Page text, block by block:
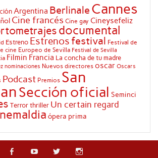
Argentina Berlinale Cannes
Cine francés Cine gay Cineysefeliz
documental
Estreno Estrenos festival Festival de
cine Europeo de Sevilla Festival de Sevilla
Filmin Francia La concha de tu madre
nominaciones Nuevos directores oscar Oscars
Podcast Premios San
Sección oficial Seminci
Terrorthriller Un certain regard
ópera prima